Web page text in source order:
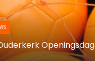
Openingsdag